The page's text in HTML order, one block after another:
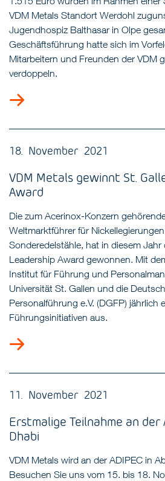
VDM Metals Standort Werdohl
Jugendhospiz Balthasar in Olpe
Geschäftsführung hatte sich im
Mitarbeitern und Freunden der VDM
verdoppeln.
18. November 2021
VDM Metals gewinnt St.
Award
Die zum Acerinox-Konzern
Weltmarktführer für
Sonderedelstähle, hat in diesem Jahr
Leadership Award gewonnen. Mit
Institut für Führung und
Universität St. Gallen und die
Personalführung e.V. (DGFP) jährlich
Führungsinitiativen aus.
11. November 2021
Erstmalige Teilnahme an der
Dhabi
VDM Metals wird an der ADIPEC in
Besuchen Sie uns vom 15. bis 18.